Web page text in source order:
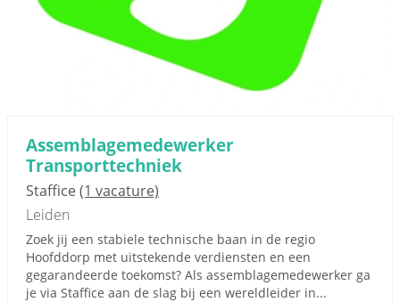
Assemblagemedewerker
Transporttechniek
Staffice(1 vacature)
Leiden
Zoek jij een stabiele technische baan in de regio
Hoofddorp met uitstekende verdiensten en een
gegarandeerde toekomst? Als assemblagemedewerker ga
je via Staffice aan de slag bij een wereldleider in...